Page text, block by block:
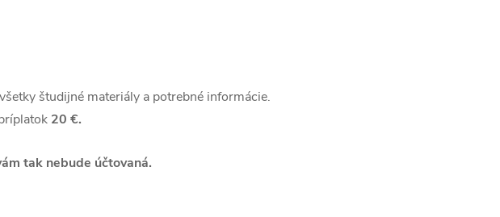
študijné materiály a potrebné informácie.
20 €.
tak nebude účtovaná.